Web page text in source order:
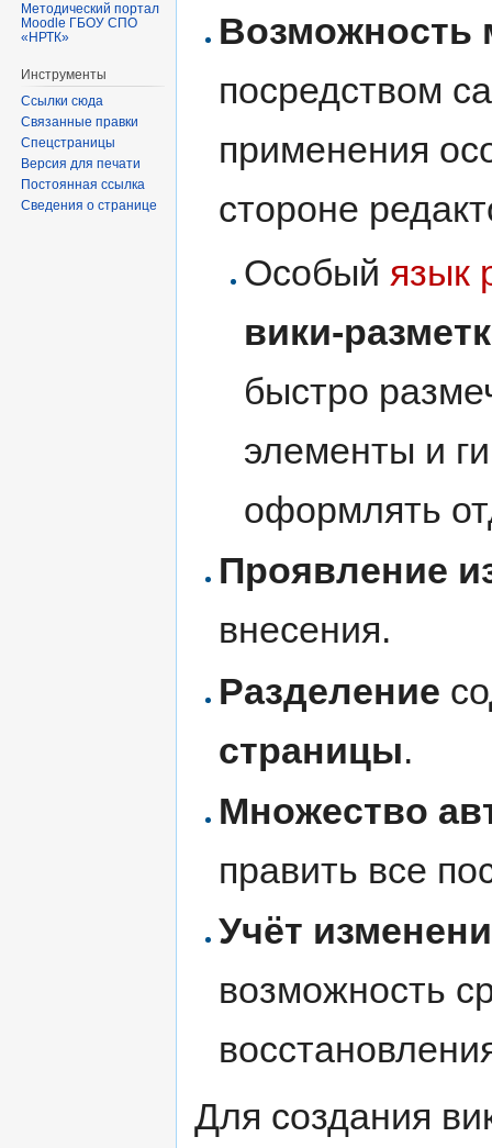
Возможность
посредством
применения
стороне
Особый язык
вики-
быстро
элементы и
оформлять
Проявление
внесения.
Разделение
страницы.
Множество
править все
Учёт
возможность
Для создания
Методический портал
Moodle ГБОУ СПО
«НРТК»
Инструменты
Ссылки сюда
Связанные правки
Спецстраницы
Версия для печати
Постоянная ссылка
Сведения о странице